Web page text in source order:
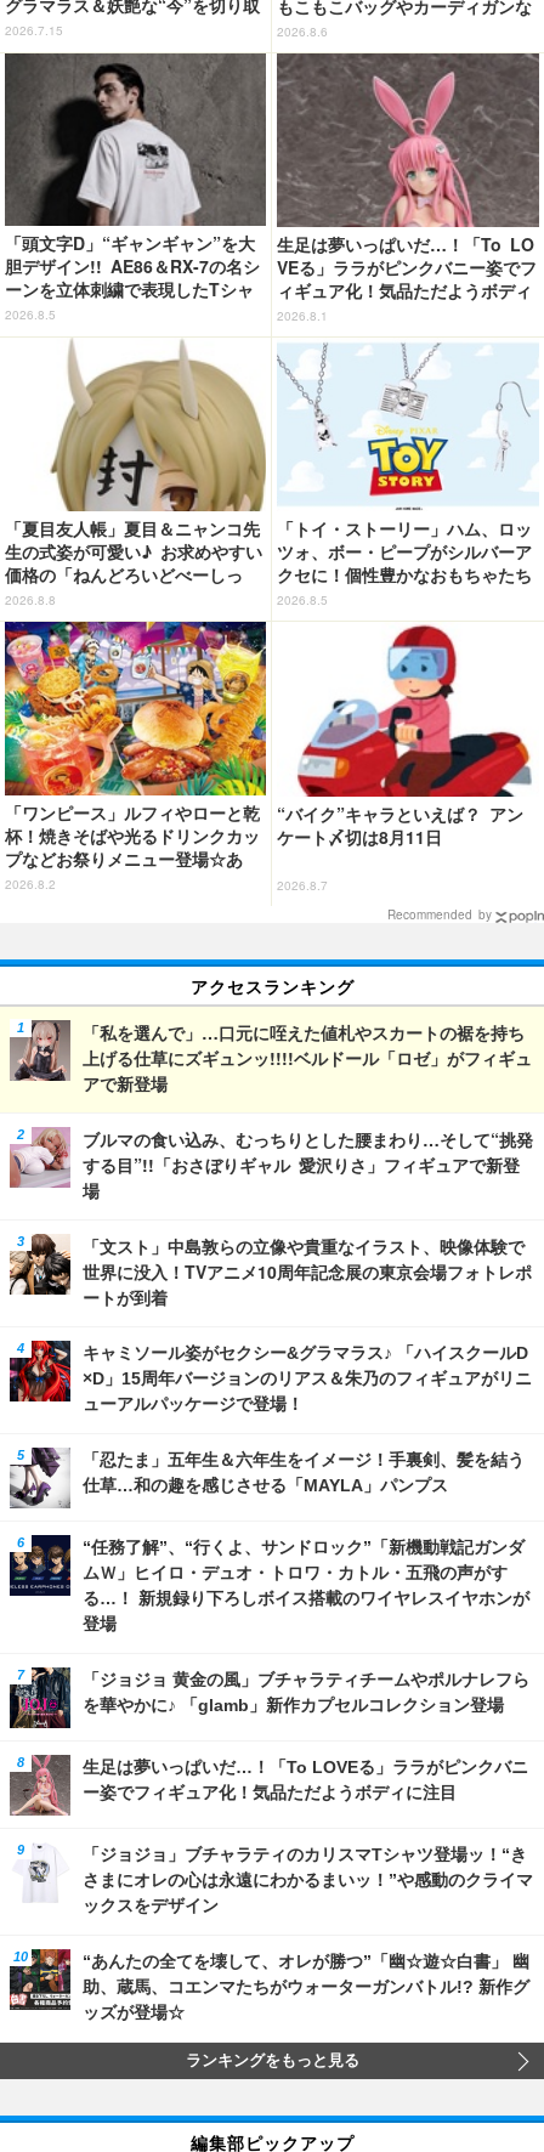
グラマラス＆妖艶な“今”を切り取
り！3冊目写真集が発売中
2026.7.15
もこもこバッグやカーディガンな
ど全8型
2026.8.6
「頭文字D」“ギャンギャン”を大
胆デザイン!! AE86＆RX-7の名シ
ーンを立体刺繍で表現したTシャ
ツ登場
2026.8.5
生足は夢いっぱいだ…！「To LO
VEる」ララがピンクバニー姿でフ
ィギュア化！気品ただようボディ
に注目
2026.8.1
「夏目友人帳」夏目＆ニャンコ先
生の式姿が可愛い♪ お求めやすい
価格の「ねんどろいどべーしっ
く」から登場！ ちんまい二人が
並んだ姿にキュン☆
2026.8.8
「トイ・ストーリー」ハム、ロッ
ツォ、ボー・ピープがシルバーア
クセに！個性豊かなおもちゃたち
をオシャレに身につけよう♪
2026.8.5
「ワンピース」ルフィやローと乾
杯！焼きそばや光るドリンクカッ
プなどお祭りメニュー登場☆あ
の“麦わら帽子”もグッズ化!? 【U
2026.8.2
“バイク”キャラといえば？ アン
ケート〆切は8月11日
2026.8.7
Recommended by
アクセスランキング
「私を選んで」…口元に咥えた値札やスカートの裾を持ち
上げる仕草にズギュンッ!!!!ベルドール「ロゼ」がフィギュ
アで新登場
ブルマの食い込み、むっちりとした腰まわり…そして“挑発
する目”!!「おさぼりギャル 愛沢りさ」フィギュアで新登
場
「文スト」中島敦らの立像や貴重なイラスト、映像体験で
世界に没入！TVアニメ10周年記念展の東京会場フォトレポ
ートが到着
キャミソール姿がセクシー&グラマラス♪ 「ハイスクールD
×D」15周年バージョンのリアス＆朱乃のフィギュアがリニ
ューアルパッケージで登場！
「忍たま」五年生＆六年生をイメージ！手裏剣、髪を結う
仕草…和の趣を感じさせる「MAYLA」パンプス
“任務了解”、“行くよ、サンドロック”「新機動戦記ガンダ
ムＷ」ヒイロ・デュオ・トロワ・カトル・五飛の声がす
る…！ 新規録り下ろしボイス搭載のワイヤレスイヤホンが
登場
「ジョジョ 黄金の風」ブチャラティチームやポルナレフら
を華やかに♪ 「glamb」新作カプセルコレクション登場
生足は夢いっぱいだ…！「To LOVEる」ララがピンクバニ
ー姿でフィギュア化！気品ただようボディに注目
「ジョジョ」ブチャラティのカリスマTシャツ登場ッ！“き
さまにオレの心は永遠にわかるまいッ！”や感動のクライマ
ックスをデザイン
“あんたの全てを壊して、オレが勝つ”「幽☆遊☆白書」 幽
助、蔵馬、コエンマたちがウォーターガンバトル!? 新作グ
ッズが登場☆
ランキングをもっと見る
編集部ピックアップ